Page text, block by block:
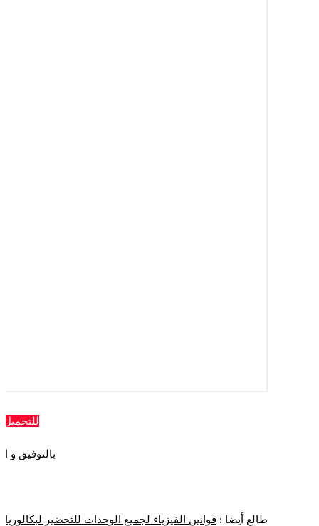
بالتوفيق و
طالع أيضا : قوانين الفيزياء لجميع الوحدات للتحضير لبكالوريا 2020